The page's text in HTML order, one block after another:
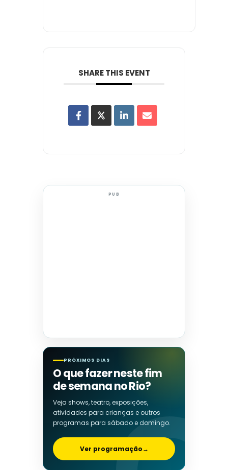
SHARE THIS EVENT
PUB
PRÓXIMOS DIAS
O que fazer neste fim
de semana no Rio?
Veja shows, teatro, exposições,
atividades para crianças e outros
programas para sábado e domingo.
Ver programação→